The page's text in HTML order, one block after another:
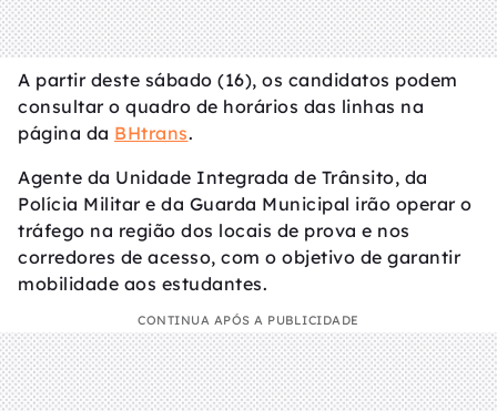
A partir deste sábado (16), os candidatos podem
consultar o quadro de horários das linhas na
página da BHtrans.
Agente da Unidade Integrada de Trânsito, da
Polícia Militar e da Guarda Municipal irão operar o
tráfego na região dos locais de prova e nos
corredores de acesso, com o objetivo de garantir
mobilidade aos estudantes.
CONTINUA APÓS A PUBLICIDADE